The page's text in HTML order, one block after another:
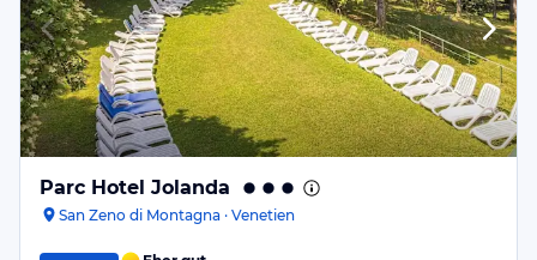
Parc Hotel Jolanda
San Zeno di Montagna · Venetien